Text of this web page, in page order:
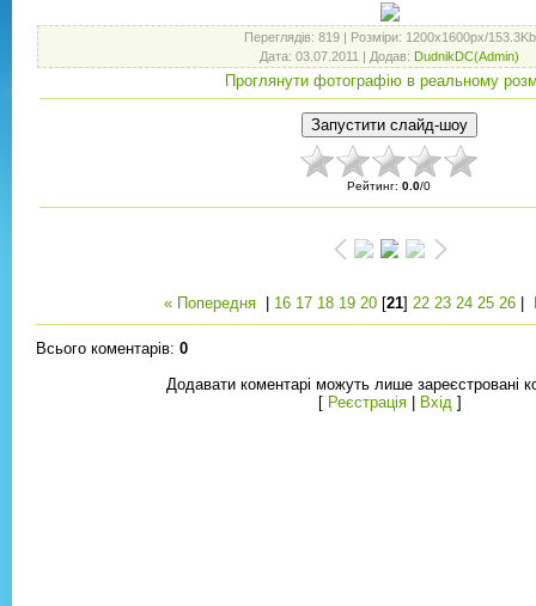
Переглядів: 819 | Розміри: 1200x1600px/153.3Kb
Дата: 03.07.2011 | Додав: DudnikDC(Admin)
Проглянути фотографію в реальному
Рейтинг: 0.0/0
« Попередня 16 17 18 19 20 [21] 22 23 24 25 26
Всього коментарів: 0
Додавати коментарі можуть лише зареєстровані
[ Реєстрація| Вхід ]